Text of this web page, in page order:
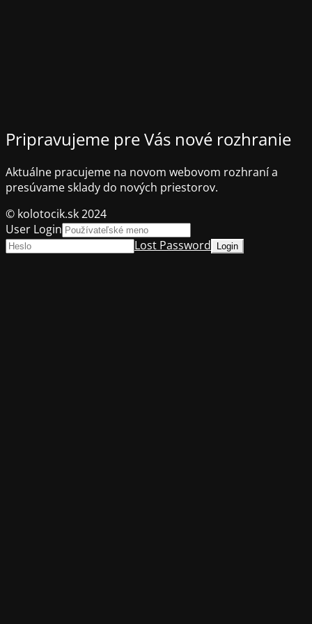
Pripravujeme pre Vás nové rozhranie
Aktuálne pracujeme na novom webovom rozhraní a
presúvame sklady do nových priestorov.
© kolotocik.sk 2024
User Login
Lost Password